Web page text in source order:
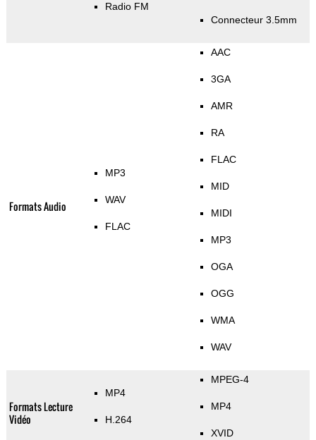
Radio FM
Connecteur 3.5mm
Formats Audio
MP3
WAV
FLAC
AAC
3GA
AMR
RA
FLAC
MID
MIDI
MP3
OGA
OGG
WMA
WAV
Formats Lecture
Vidéo
MP4
H.264
MPEG-4
MP4
XVID